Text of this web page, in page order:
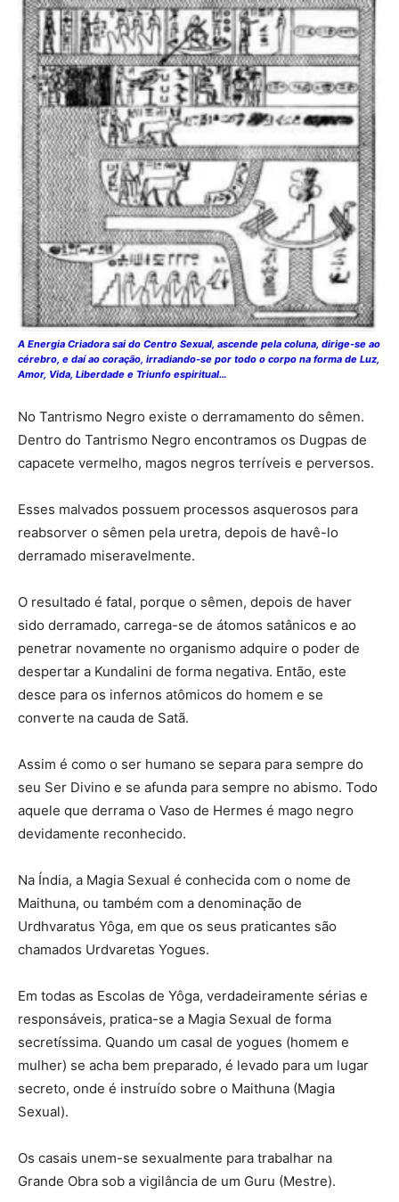
A Energia Criadora sai do Centro Sexual, ascende pela coluna, dirige-se ao
cérebro, e daí ao coração, irradiando-se por todo o corpo na forma de Luz,
Amor, Vida, Liberdade e Triunfo espiritual…
No Tantrismo Negro existe o derramamento do sêmen.
Dentro do Tantrismo Negro encontramos os Dugpas de
capacete vermelho, magos negros terríveis e perversos.
Esses malvados possuem processos asquerosos para
reabsorver o sêmen pela uretra, depois de havê-lo
derramado miseravelmente.
O resultado é fatal, porque o sêmen, depois de haver
sido derramado, carrega-se de átomos satânicos e ao
penetrar novamente no organismo adquire o poder de
despertar a Kundalini de forma negativa. Então, este
desce para os infernos atômicos do homem e se
converte na cauda de Satã.
Assim é como o ser humano se separa para sempre do
seu Ser Divino e se afunda para sempre no abismo. Todo
aquele que derrama o Vaso de Hermes é mago negro
devidamente reconhecido.
Na Índia, a Magia Sexual é conhecida com o nome de
Maithuna, ou também com a denominação de
Urdhvaratus Yôga, em que os seus praticantes são
chamados Urdvaretas Yogues.
Em todas as Escolas de Yôga, verdadeiramente sérias e
responsáveis, pratica-se a Magia Sexual de forma
secretíssima. Quando um casal de yogues (homem e
mulher) se acha bem preparado, é levado para um lugar
secreto, onde é instruído sobre o Maithuna (Magia
Sexual).
Os casais unem-se sexualmente para trabalhar na
Grande Obra sob a vigilância de um Guru (Mestre).